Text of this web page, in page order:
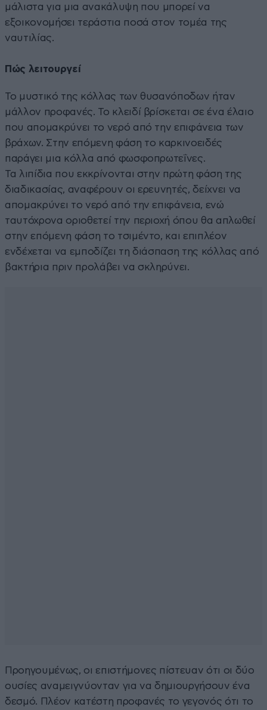
μάλιστα για μια ανακάλυψη που μπορεί να
εξοικονομήσει τεράστια ποσά στον τομέα της
ναυτιλίας.
Πώς λειτουργεί
Το μυστικό της κόλλας των θυσανόποδων ήταν
μάλλον προφανές. Το κλειδί βρίσκεται σε ένα έλαιο
που απομακρύνει το νερό από την επιφάνεια των
βράχων. Στην επόμενη φάση το καρκινοειδές
παράγει μια κόλλα από φωσφοπρωτεΐνες.
Τα λιπίδια που εκκρίνονται στην πρώτη φάση της
διαδικασίας, αναφέρουν οι ερευνητές, δείχνει να
απομακρύνει το νερό από την επιφάνεια, ενώ
ταυτόχρονα οριοθετεί την περιοχή όπου θα απλωθεί
στην επόμενη φάση το τσιμέντο, και επιπλέον
ενδέχεται να εμποδίζει τη διάσπαση της κόλλας από
βακτήρια πριν προλάβει να σκληρύνει.
Προηγουμένως, οι επιστήμονες πίστευαν ότι οι δύο
ουσίες αναμειγνύονταν για να δημιουργήσουν ένα
δεσμό. Πλέον κατέστη προφανές το γεγονός ότι το